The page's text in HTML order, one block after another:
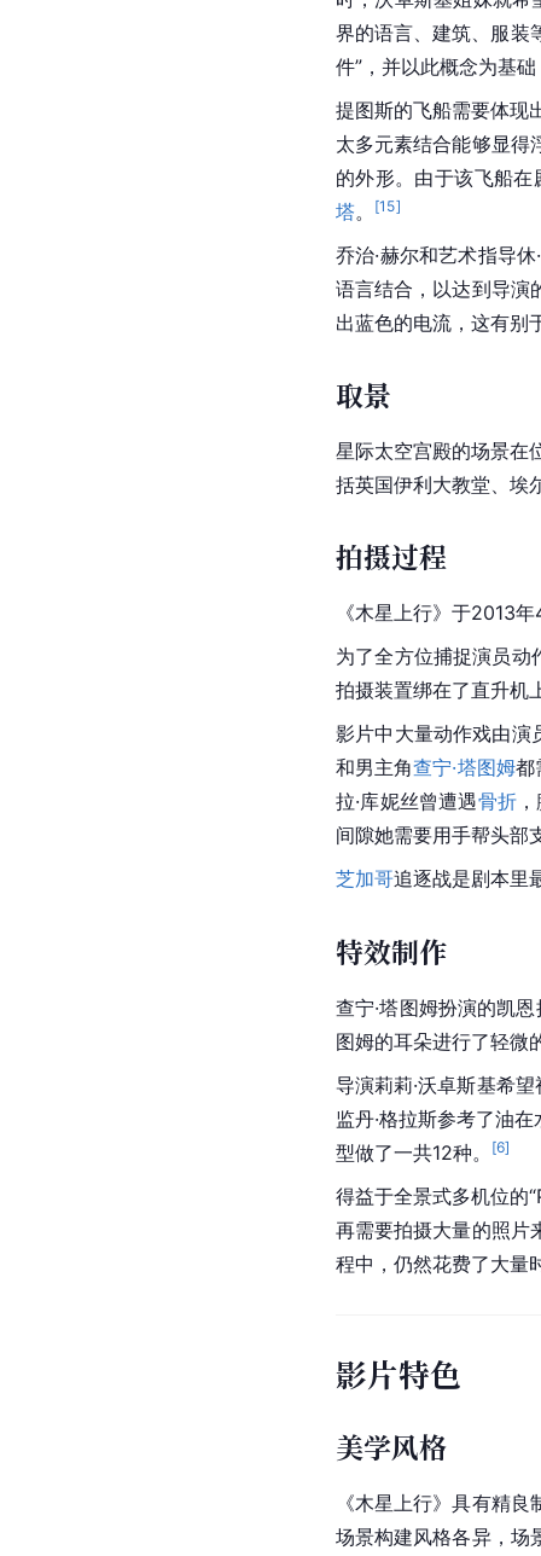
界的语言、建筑、服装
件”，并以此概念为基
提图斯的飞船需要体现
太多元素结合能够显得
的外形。由于该飞船
塔。 [15]
乔治·赫尔和艺术指导
语言结合，以达到导演
出蓝色的电流，这有别
取景
星际太空宫殿的场景在
括英国伊利大教堂、埃
拍摄过程
《木星上行》于2013
为了全方位捕捉演员动
拍摄装置绑在了直升机
影片中大量动作戏由演
和男主角查宁·塔图姆都
拉·库妮丝曾遭遇骨折，
间隙她需要用手帮头部
芝加哥追逐战是剧本里
特效制作
查宁·塔图姆扮演的凯恩
图姆的耳朵进行了轻微
导演莉莉·沃卓斯基希望
监丹·格拉斯参考了油
型做了一共12种。
[6]
得益于全景式多机位的
再需要拍摄大量的照片
程中，仍然花费了大量
影片特色
美学风格
《木星上行》具有精
场景构建风格各异，场